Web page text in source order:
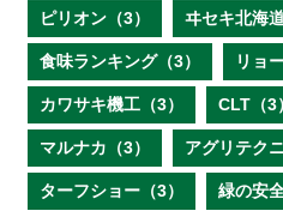
ピリオン（3） ヰセキ北海
食味ランキング（3） リョ
カワサキ機工（3） CLT（3
マルナカ（3） アグリテク
ターフショー（3） 緑の安